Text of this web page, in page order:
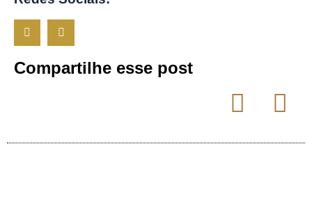
Compartilhe esse post